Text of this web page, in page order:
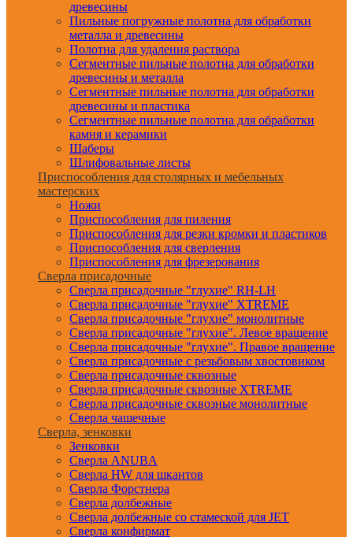
древесины
Пильные погружные полотна для обработки
металла и древесины
Полотна для удаления раствора
Сегментные пильные полотна для обработки
древесины и металла
Сегментные пильные полотна для обработки
древесины и пластика
Сегментные пильные полотна для обработки
камня и керамики
Шаберы
Шлифовальные листы
Приспособления для столярных и мебельных
мастерских
Ножи
Приспособления для пиления
Приспособления для резки кромки и пластиков
Приспособления для сверления
Приспособления для фрезерования
Сверла присадочные
Сверла присадочные "глухие" RH-LH
Сверла присадочные "глухие" XTREME
Сверла присадочные "глухие" монолитные
Сверла присадочные "глухие". Левое вращение
Сверла присадочные "глухие". Правое вращение
Сверла присадочные с резьбовым хвостовиком
Сверла присадочные сквозные
Сверла присадочные сквозные XTREME
Сверла присадочные сквозные монолитные
Сверла чашечные
Сверла, зенковки
Зенковки
Сверла ANUBA
Сверла HW для шкантов
Сверла Форстнера
Сверла долбежные
Сверла долбежные со стамеской для JET
Сверла конфирмат